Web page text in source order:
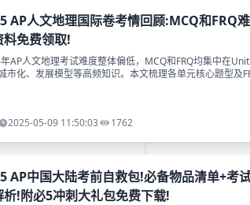
AP人文地理国际卷考情回顾:MCQ和FRQ
料免费领取!
AP人文地理考试难度整体偏低，MCQ和FRQ均集中在
市化、发展模型等高频知识。本文梳理各单元核心题型及
2025-05-09 11:50:03 1762
AP中国大陆考前自救包!必备物品清单+考
析!附必5冲刺大礼包免费下载!